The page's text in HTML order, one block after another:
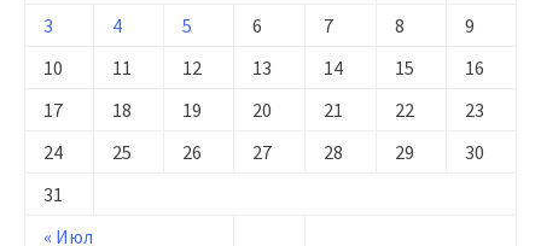
« Июл
3
4 5 6 7 8
9
10
11 12 13 14 15
16
17
18 19 20 21 22
23
24
25 26 27 28 29
30
31